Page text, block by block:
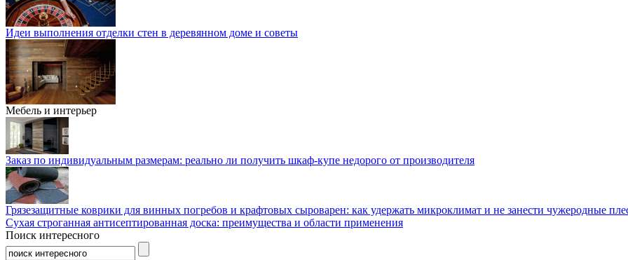
Идеи выполнения отделки стен в деревянном доме и советы
Мебель и интерьер
Заказ по индивидуальным размерам: реально ли получить шкаф-купе недорого от производителя
Грязезащитные коврики для винных погребов и крафтовых сыроварен: как удержать микроклимат и не занести чужеродные
Сухая строганная антисептированная доска: преимущества и области применения
Поиск интересного